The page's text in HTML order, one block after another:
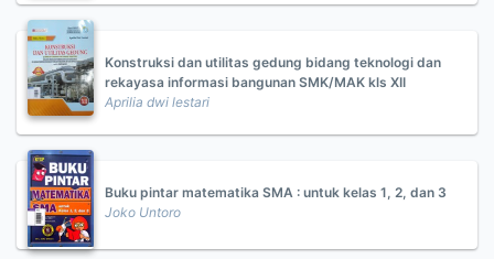
Konstruksi dan utilitas gedung bidang teknologi dan
rekayasa informasi bangunan SMK/MAK kls XII
Aprilia dwi lestari
Buku pintar matematika SMA : untuk kelas 1, 2, dan 3
Joko Untoro